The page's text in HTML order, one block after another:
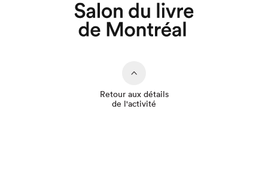
Retour aux détails
de l'activité